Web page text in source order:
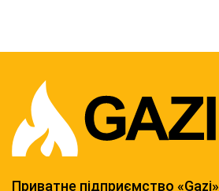
Приватне підприємство «Gazi»